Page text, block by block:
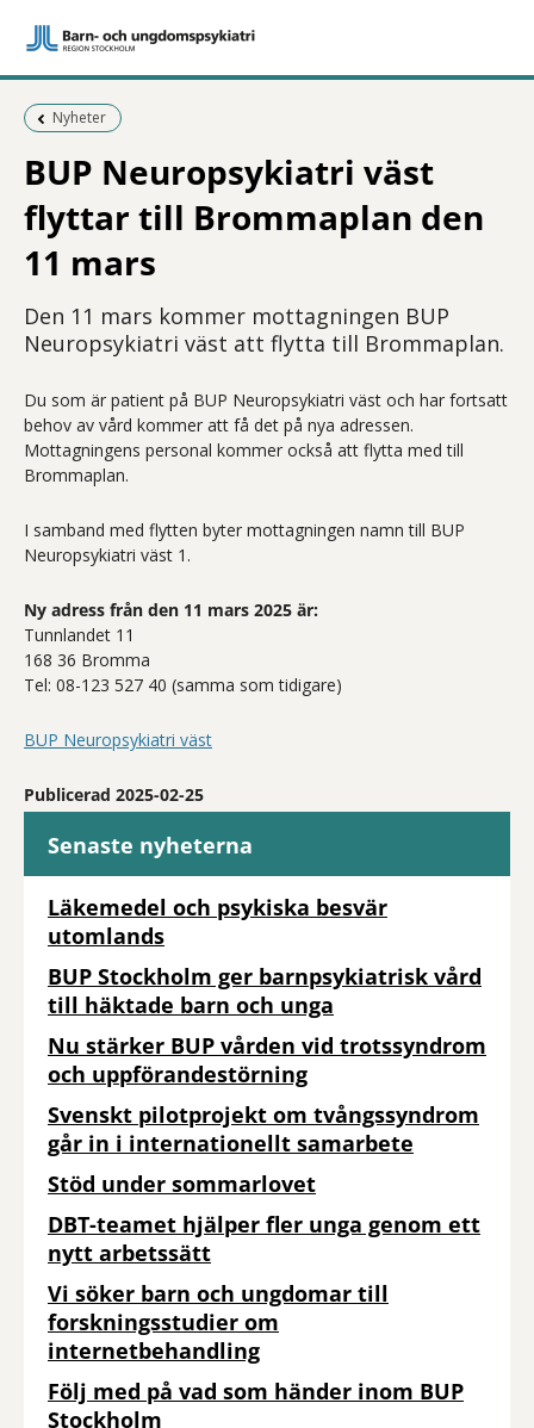
Föregående sida:
Nyheter
BUP Neuropsykiatri väst
flyttar till Brommaplan den
11 mars
Den 11 mars kommer mottagningen BUP
Neuropsykiatri väst att flytta till Brommaplan.
Du som är patient på BUP Neuropsykiatri väst och har fortsatt
behov av vård kommer att få det på nya adressen.
Mottagningens personal kommer också att flytta med till
Brommaplan.
I samband med flytten byter mottagningen namn till BUP
Neuropsykiatri väst 1.
Ny adress från den 11 mars 2025 är:
Tunnlandet 11
168 36 Bromma
Tel: 08-123 527 40 (samma som tidigare)
BUP Neuropsykiatri väst
Publicerad 2025-02-25
Senaste nyheterna
Läkemedel och psykiska besvär
utomlands
BUP Stockholm ger barnpsykiatrisk vård
till häktade barn och unga
Nu stärker BUP vården vid trotssyndrom
och uppförandestörning
Svenskt pilotprojekt om tvångssyndrom
går in i internationellt samarbete
Stöd under sommarlovet
DBT-teamet hjälper fler unga genom ett
nytt arbetssätt
Vi söker barn och ungdomar till
forskningsstudier om
internetbehandling
Följ med på vad som händer inom BUP
Stockholm